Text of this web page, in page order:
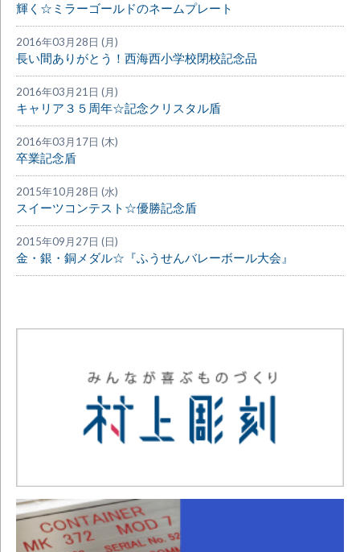
輝く☆ミラーゴールドのネームプレート
2016年03月28日 (月)
長い間ありがとう！西海西小学校閉校記念品
2016年03月21日 (月)
キャリア３５周年☆記念クリスタル盾
2016年03月17日 (木)
卒業記念盾
2015年10月28日 (水)
スイーツコンテスト☆優勝記念盾
2015年09月27日 (日)
金・銀・銅メダル☆『ふうせんバレーボール大会』